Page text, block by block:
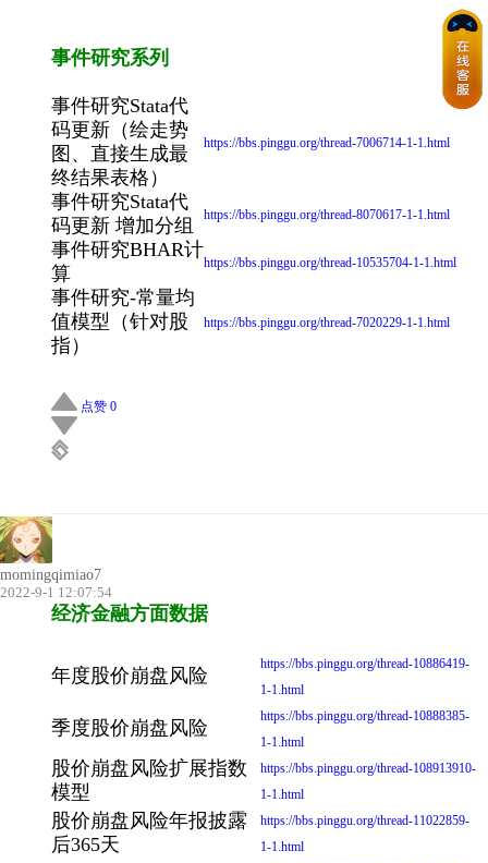
事件研究系列
事件研究Stata代
码更新（绘走势
图、直接生成最
终结果表格）
https://bbs.pinggu.org/thread-7006714-1-1.html
事件研究Stata代
码更新 增加分组
https://bbs.pinggu.org/thread-8070617-1-1.html
事件研究BHAR计
算
https://bbs.pinggu.org/thread-10535704-1-1.html
事件研究-常量均
值模型（针对股
指）
https://bbs.pinggu.org/thread-7020229-1-1.html
点赞 0
momingqimiao7
2022-9-1 12:07:54
经济金融方面数据
年度股价崩盘风险
https://bbs.pinggu.org/thread-10886419-
1-1.html
季度股价崩盘风险
https://bbs.pinggu.org/thread-10888385-
1-1.html
股价崩盘风险扩展指数
模型
https://bbs.pinggu.org/thread-108913910-
1-1.html
股价崩盘风险年报披露
后365天
https://bbs.pinggu.org/thread-11022859-
1-1.html